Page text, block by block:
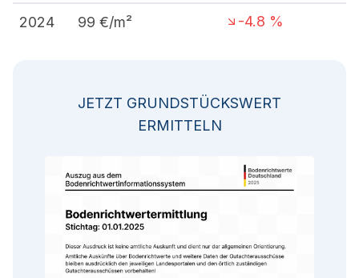
2024 99 €/m² -4.8 %
JETZT GRUNDSTÜCKSWERT
ERMITTELN